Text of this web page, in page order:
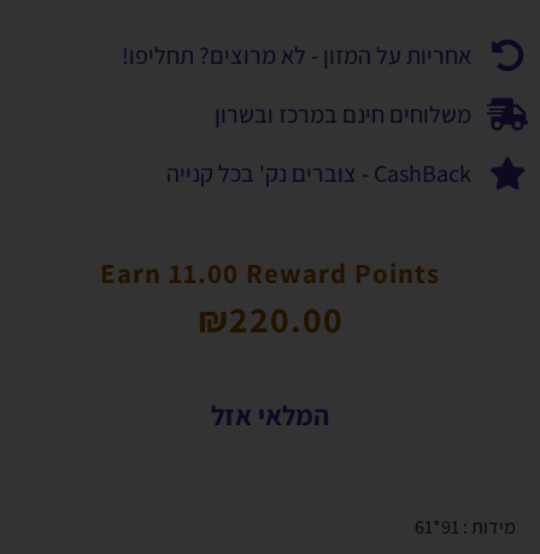
אחריות על המזון - לא מרוצים? תחליפו!
משלוחים חינם במרכז ובשרון
CashBack - צוברים נק' בכל קנייה
Earn 11.00 Reward Points
₪220.00
המלאי אזל
מידות : 91*61